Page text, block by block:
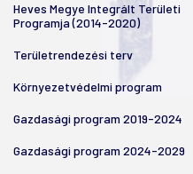
Heves Megye Integrált Területi
Programja (2014-2020)
Területrendezési terv
Környezetvédelmi program
Gazdasági program 2019-2024
Gazdasági program 2024-2029